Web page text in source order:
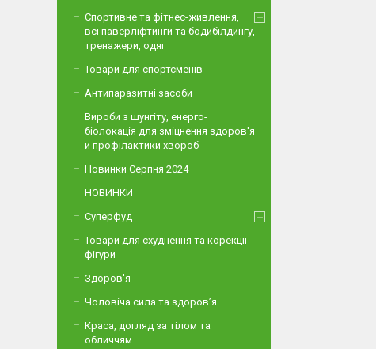
Спортивне та фітнес-живлення,
всі паверліфтинги та бодибілдингу,
тренажери, одяг
Товари для спортсменів
Антипаразитні засоби
Вироби з шунгіту, енерго-
біолокація для зміцнення здоров'я
й профілактики хвороб
Новинки Серпня 2024
НОВИНКИ
Суперфуд
Товари для схуднення та корекції
фігури
Здоров'я
Чоловіча сила та здоров’я
Краса, догляд за тілом та
обличчям